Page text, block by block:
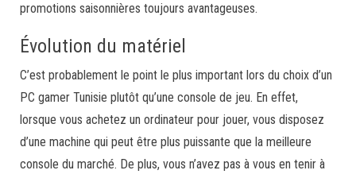
promotions saisonnières toujours avantageuses.
Évolution du matériel
C’est probablement le point le plus important lors du choix d’un
PC gamer Tunisie plutôt qu’une console de jeu. En effet,
lorsque vous achetez un ordinateur pour jouer, vous disposez
d’une machine qui peut être plus puissante que la meilleure
console du marché. De plus, vous n’avez pas à vous en tenir à